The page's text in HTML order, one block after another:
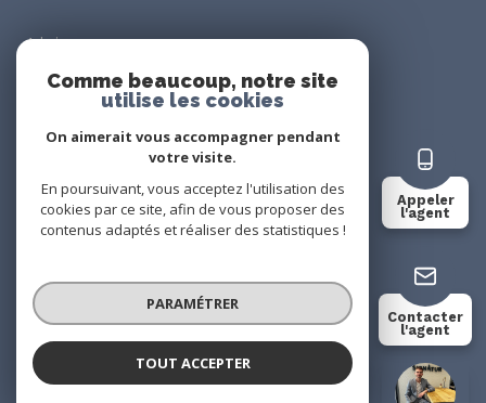
Théo GANDIA
Appeler
l'agent
Contacter
l'agent
Admin
Nos honoraires
Cookies
© 2026 | Tous droits réservés
Réalisé par
Comme beaucoup, notre site
utilise les cookies
On aimerait vous accompagner pendant
votre visite.
En poursuivant, vous acceptez l'utilisation des
cookies par ce site, afin de vous proposer des
contenus adaptés et réaliser des statistiques !
PARAMÉTRER
TOUT ACCEPTER